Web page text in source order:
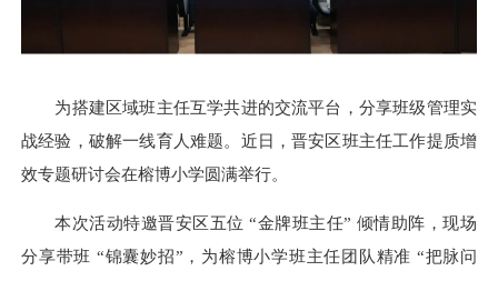
为搭建区域班主任互学共进的交流平台，分享班级管理实
战经验，破解一线育人难题。近日，晋安区班主任工作提质增
效专题研讨会在榕博小学圆满举行。
本次活动特邀晋安区五位 “金牌班主任” 倾情助阵，现场
分享带班 “锦囊妙招”，为榕博小学班主任团队精准 “把脉问